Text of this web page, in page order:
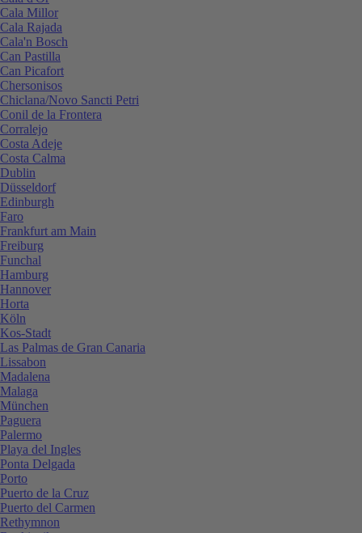
Cala Millor
Cala Rajada
Cala'n Bosch
Can Pastilla
Can Picafort
Chersonisos
Chiclana/Novo Sancti Petri
Conil de la Frontera
Corralejo
Costa Adeje
Costa Calma
Dublin
Düsseldorf
Edinburgh
Faro
Frankfurt am Main
Freiburg
Funchal
Hamburg
Hannover
Horta
Köln
Kos-Stadt
Las Palmas de Gran Canaria
Lissabon
Madalena
Malaga
München
Paguera
Palermo
Playa del Ingles
Ponta Delgada
Porto
Puerto de la Cruz
Puerto del Carmen
Rethymnon